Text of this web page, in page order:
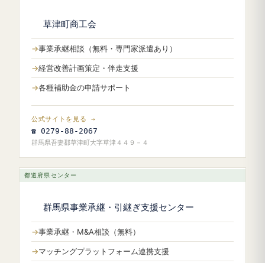
草津町商工会
事業承継相談（無料・専門家派遣あり）
経営改善計画策定・伴走支援
各種補助金の申請サポート
公式サイトを見る →
☎ 0279-88-2067
群馬県吾妻郡草津町大字草津４４９－４
都道府県センター
群馬県事業承継・引継ぎ支援センター
事業承継・M&A相談（無料）
マッチングプラットフォーム連携支援